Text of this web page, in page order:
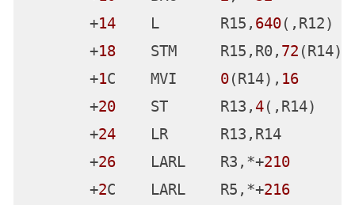
处理0x24+寄存器15的值。所以，让我们将基地
址设为从main函数的起始地址+24字节处，并显
示main函数中的所有汇编指令。
qualify +24
i m 200)
        +
0
    STM     R14,R5,
12